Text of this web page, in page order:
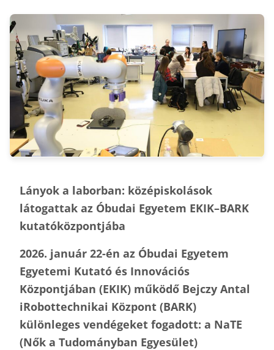
Lányok a laborban: középiskolások
látogattak az Óbudai Egyetem EKIK–BARK
kutatóközpontjába
2026. január 22-én az Óbudai Egyetem
Egyetemi Kutató és Innovációs
Központjában (EKIK) működő Bejczy Antal
iRobottechnikai Központ (BARK)
különleges vendégeket fogadott: a NaTE
(Nők a Tudományban Egyesület)